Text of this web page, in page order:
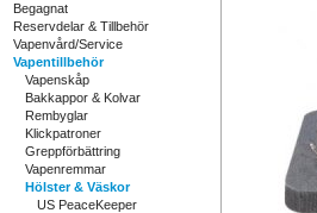
Begagnat
Reservdelar & Tillbehör
Vapenvård/Service
Vapentillbehör
Vapenskåp
Bakkappor & Kolvar
Rembyglar
Klickpatroner
Greppförbättring
Vapenremmar
Hölster & Väskor
US PeaceKeeper